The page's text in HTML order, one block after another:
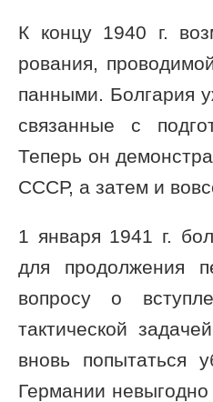
К концу 1940 г.
рования,
панными. Болгария
связанные с
Теперь он
СССР, а затем и
1 января 1941 г.
для продолжения
вопросу о
тактической
вновь попытаться
Германии